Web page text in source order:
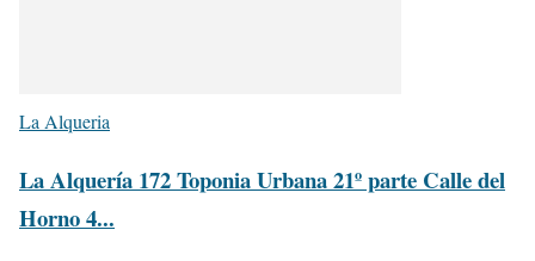
La Alqueria
La Alquería 172 Toponia Urbana 21º parte Calle del
Horno 4...